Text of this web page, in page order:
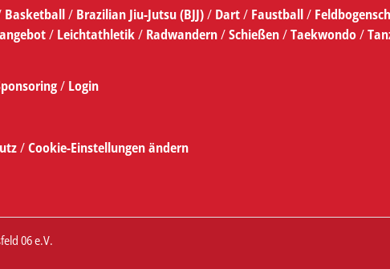
Basketball/ Brazilian Jiu-Jutsu (BJJ)/ Dart/ Faustball/
/ Leichtathletik/ Radwandern/Schießen/Taekwondo/
/ Login
/Cookie-Einstellungen ändern
06 e.V.